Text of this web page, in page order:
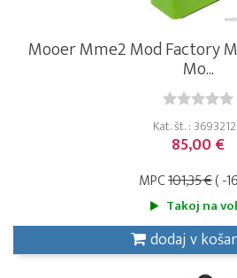
Mooer Mme2 Mod Factory
Mo...
Kat. št. :
85,00 €
MPC101,35 €( -
Takoj na
dodaj v